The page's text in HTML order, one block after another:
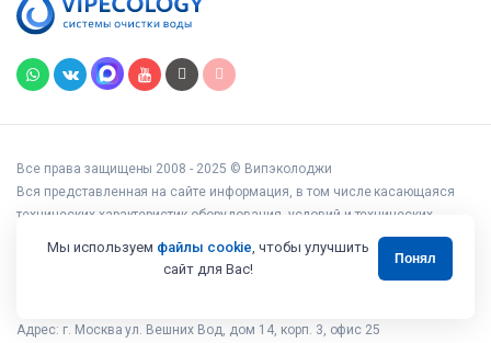
Все права защищены 2008 - 2025 © Випэколоджи
Вся представленная на сайте информация, в том числе касающаяся
технических характеристик оборудования, условий и технических
возможностей подключения, наличия на складе, стоимости товаров и
услуг, носит информационный характер и ни при каких условиях не
является публичной офертой, определяемой положениями статьи 437
Адрес: г. Москва ул. Вешних Вод, дом 14, корп. 3, офис 25
Мы используем файлы cookie, чтобы улучшить
сайт для Вас!
Понял